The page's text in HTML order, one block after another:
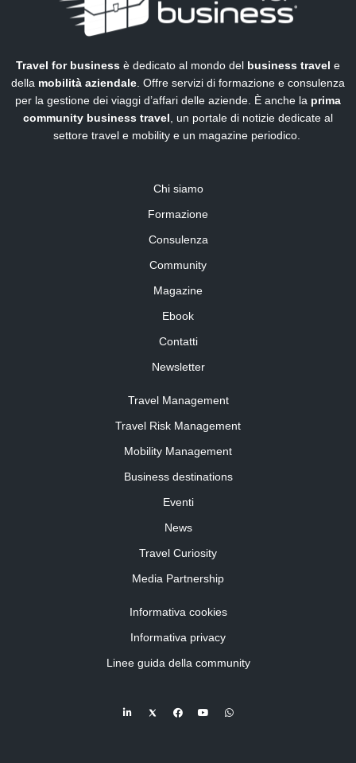
Travel for business è dedicato al mondo del business travel e
della mobilità aziendale. Offre servizi di formazione e consulenza
per la gestione dei viaggi d’affari delle aziende. È anche la prima
community business travel, un portale di notizie dedicate al
settore travel e mobility e un magazine periodico.
Chi siamo
Formazione
Consulenza
Community
Magazine
Ebook
Contatti
Newsletter
Travel Management
Travel Risk Management
Mobility Management
Business destinations
Eventi
News
Travel Curiosity
Media Partnership
Informativa cookies
Informativa privacy
Linee guida della community